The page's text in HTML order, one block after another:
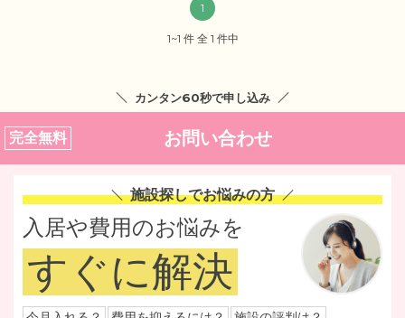
1
1~1 件 全 1 件中
カンタン60秒で申し込み
完全無料 お問い合わせ
施設探しでお悩みの方
入居や費用のお悩みを
すぐに解決